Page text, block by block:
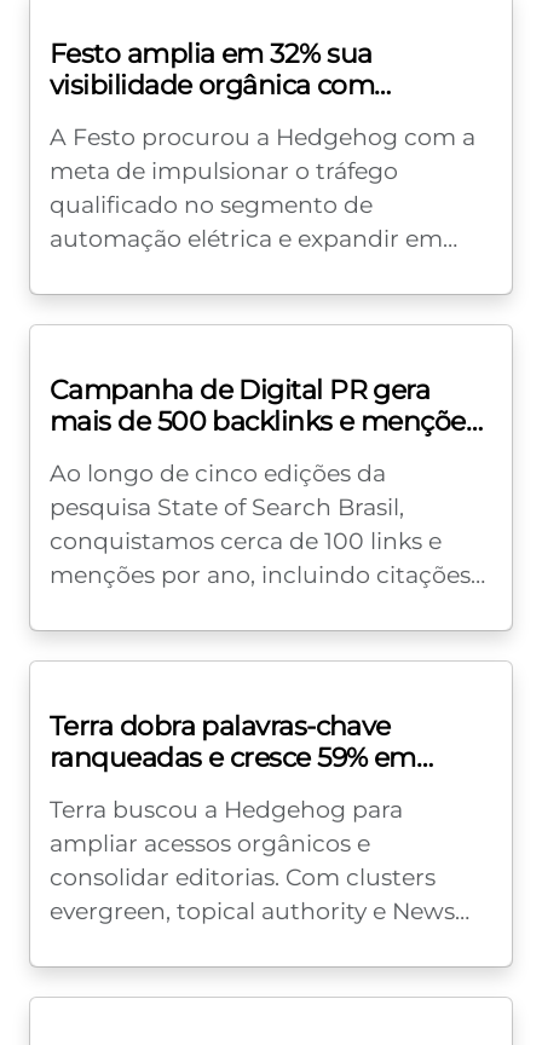
Festo amplia em 32% sua
visibilidade orgânica com
do SEO
A Festo procurou a Hedgehog com a
meta de impulsionar o tráfego
qualificado no segmento de
automação elétrica e expandir em
uma auditoria...
Campanha de Digital PR gera
mais de 500 backlinks e menções
Ao longo de cinco edições da
pesquisa State of Search Brasil,
conquistamos cerca de 100 links e
menções por ano, incluindo citações
pesquisa e postagens...
Terra dobra palavras-chave
ranqueadas e cresce 59% em
SEO
Terra buscou a Hedgehog para
ampliar acessos orgânicos e
consolidar editorias. Com clusters
evergreen, topical authority e News
alcançamos novas editorias